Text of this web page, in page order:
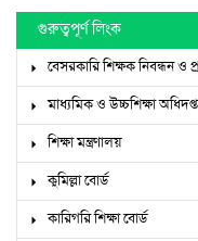
গুরুত্বপূর্ণ লিংক
বেসরকারি শিক্ষক নিবন্ধন
মাধ্যমিক ও উচ্চশিক্ষা
শিক্ষা মন্ত্রণালয়
কুমিল্লা বোর্ড
কারিগরি শিক্ষা বোর্ড